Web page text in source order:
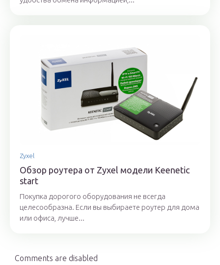
Zyxel
Обзор роутера от Zyxel модели Keenetic
start
Покупка дорогого оборудования не всегда
целесообразна. Если вы выбираете роутер для дома
или офиса, лучше...
Comments are disabled